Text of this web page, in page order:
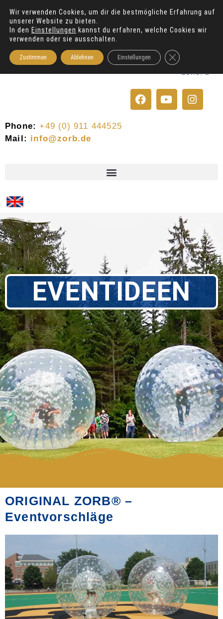
F
a
Y
o
I
n
Phone: +49 (0) 911 444525
Mail: info@zorb.de
EVENTIDEEN
ORIGINAL ZORB® –
Eventvorschläge
Wir verwenden Cookies, um dir die bestmögliche Erfahrung auf
unserer Website zu bieten.
In den Einstellungen kannst du erfahren, welche Cookies wir
verwenden oder sie ausschalten.
Zustimmen Ablehnen Einstellungen GDPR Cookie-